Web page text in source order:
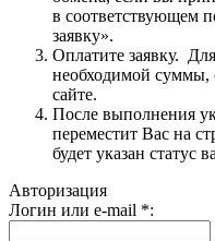
в соответствующем
заявку».
Оплатите заявку.
необходимой суммы,
сайте.
После выполнения
переместит Вас на
будет указан статус
Авторизация
Логин или e-mail *: